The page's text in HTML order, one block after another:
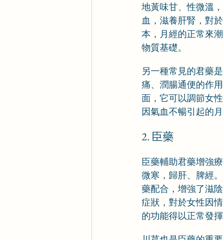
地黃味甘、性微溫
血，滋養肝腎，對
本，月經的正常來
物質基礎。
另一種常見的君藥
痛、潤腸通便的作
面，它可以調節女
因氣血不暢引起的
2. 臣藥
臣藥輔助君藥增強
微寒，歸肝、脾經
藥配合，增強了滋
症狀，對於女性因
的功能得以正常發